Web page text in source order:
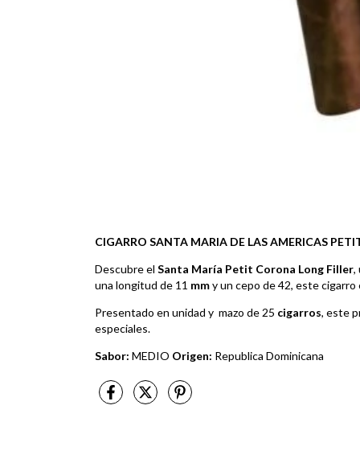
CIGARRO SANTA MARIA DE LAS AMERICAS
Descubre el Santa María Petit Corona Long Filler,
una longitud de 11 mmy un cepo de 42, este
Presentado en unidad y mazo de 25 cigarros, este
especiales.
Sabor: MEDIO Origen: Republica Dominicana